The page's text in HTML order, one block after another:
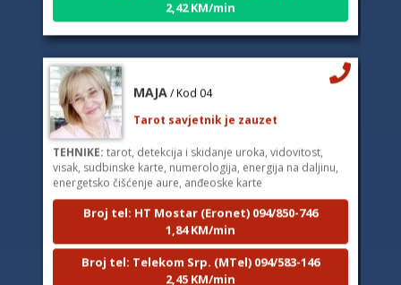
Tarot savjetnik je zauzet
TEHNIKE:tarot, detekcija i skidanje uroka, vidovitost,
visak, sudbinske karte, numerologija, energija na daljinu,
energetsko čišćenje aure, anđeoske karte
Broj tel: HT Mostar (Eronet) 094/850-746
1,84 KM/min
Broj tel: Telekom Srp. (MTel) 094/583-146
2,45 KM/min